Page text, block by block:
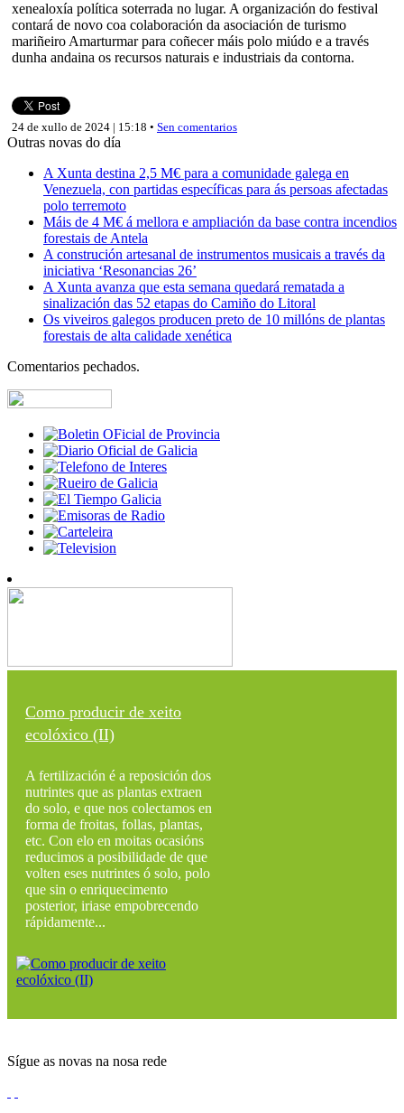
xenealoxía política soterrada no lugar. A organización do festival
contará de novo coa colaboración da asociación de turismo
mariñeiro Amarturmar para coñecer máis polo miúdo e a través
dunha andaina os recursos naturais e industriais da contorna.
24 de xullo de 2024 | 15:18 • Sen comentarios
Outras novas do día
A Xunta destina 2,5 M€ para a comunidade galega en
Venezuela, con partidas específicas para ás persoas afectadas
polo terremoto
Máis de 4 M€ á mellora e ampliación da base contra incendios
forestais de Antela
A construción artesanal de instrumentos musicais a través da
iniciativa ‘Resonancias 26’
A Xunta avanza que esta semana quedará rematada a
sinalización das 52 etapas do Camiño do Litoral
Os viveiros galegos producen preto de 10 millóns de plantas
forestais de alta calidade xenética
Comentarios pechados.
Como producir de xeito
ecolóxico (II)
A fertilización é a reposición dos
nutrintes que as plantas extraen
do solo, e que nos colectamos en
forma de froitas, follas, plantas,
etc. Con elo en moitas ocasións
reducimos a posibilidade de que
volten eses nutrintes ó solo, polo
que sin o enriquecimento
posterior, iriase empobrecendo
rápidamente...
Sígue as novas na nosa rede